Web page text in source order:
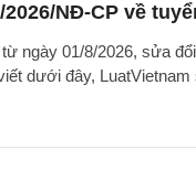
NĐ-CP về
ngày 01/8/2026, sửa
dưới đây, LuatVietnam